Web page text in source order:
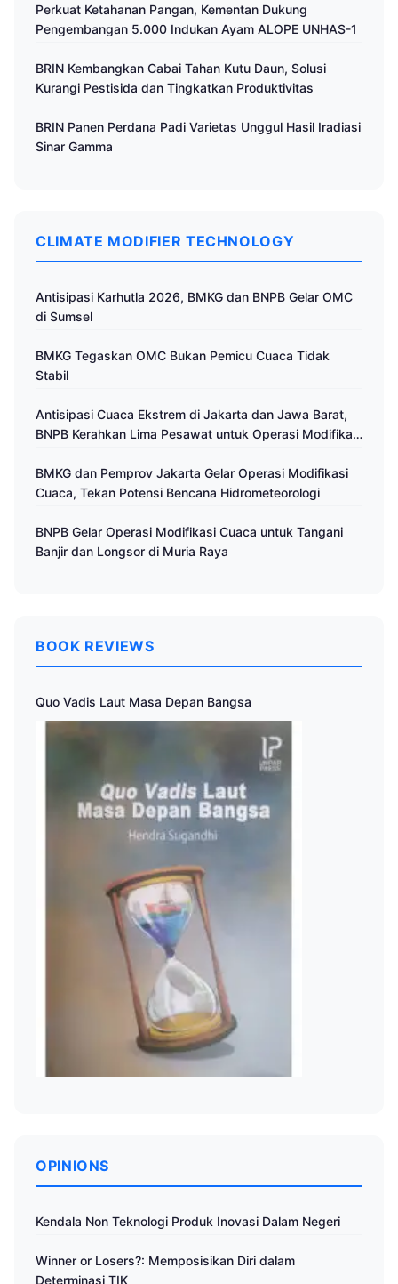
Perkuat Ketahanan Pangan, Kementan Dukung
Pengembangan 5.000 Indukan Ayam ALOPE UNHAS-1
BRIN Kembangkan Cabai Tahan Kutu Daun, Solusi
Kurangi Pestisida dan Tingkatkan Produktivitas
BRIN Panen Perdana Padi Varietas Unggul Hasil Iradiasi
Sinar Gamma
CLIMATE MODIFIER TECHNOLOGY
Antisipasi Karhutla 2026, BMKG dan BNPB Gelar OMC
di Sumsel
BMKG Tegaskan OMC Bukan Pemicu Cuaca Tidak
Stabil
Antisipasi Cuaca Ekstrem di Jakarta dan Jawa Barat,
BNPB Kerahkan Lima Pesawat untuk Operasi Modifikasi
BMKG dan Pemprov Jakarta Gelar Operasi Modifikasi
Cuaca, Tekan Potensi Bencana Hidrometeorologi
BNPB Gelar Operasi Modifikasi Cuaca untuk Tangani
Banjir dan Longsor di Muria Raya
BOOK REVIEWS
Quo Vadis Laut Masa Depan Bangsa
OPINIONS
Kendala Non Teknologi Produk Inovasi Dalam Negeri
Winner or Losers?: Memposisikan Diri dalam
Determinasi TIK